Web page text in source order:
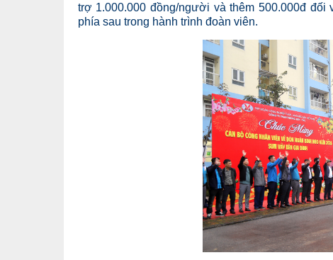
trợ 1.000.000 đồng/người và thêm 500.000đ
phía sau trong hành trình đoàn viên.